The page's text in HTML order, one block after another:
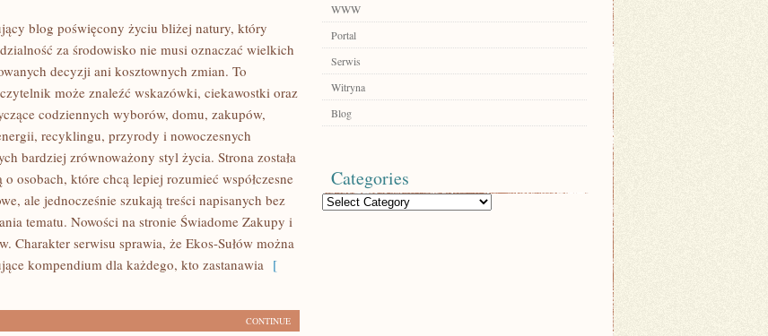
blog poświęcony życiu bliżej natury, który
za środowisko nie musi oznaczać wielkich
decyzji ani kosztownych zmian. To
może znaleźć wskazówki, ciekawostki oraz
codziennych wyborów, domu, zakupów,
recyklingu, przyrody i nowoczesnych
bardziej zrównoważony styl życia. Strona została
osobach, które chcą lepiej rozumieć współczesne
ale jednocześnie szukają treści napisanych bez
tematu. Nowości na stronie Świadome Zakupy i
Charakter serwisu sprawia, że Ekos-Sułów można
kompendium dla każdego, kto zastanawia [
CONTINUE
WWW
Portal
Serwis
Witryna
Blog
Categories
Categories